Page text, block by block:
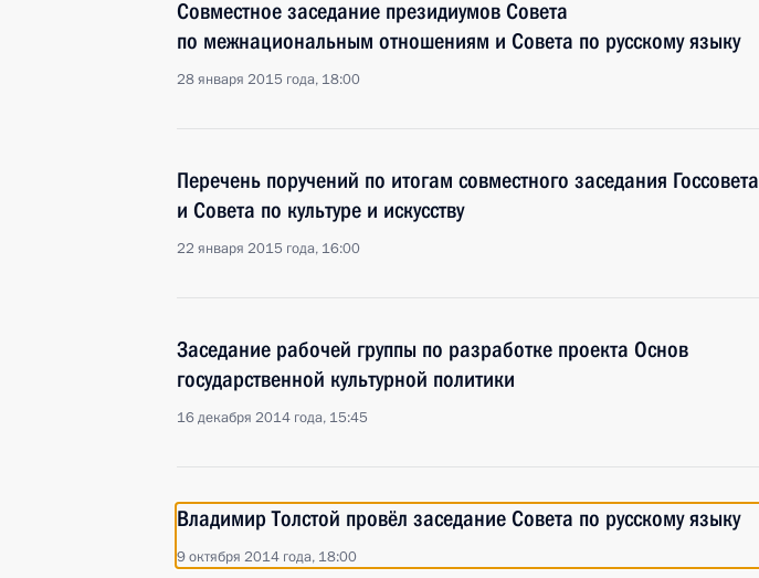
Совместное заседание президиумов Совета
по межнациональным отношениям и Совета по русскому языку
28 января 2015 года, 18:00
Перечень поручений по итогам совместного заседания Госсовета
и Совета по культуре и искусству
22 января 2015 года, 16:00
Заседание рабочей группы по разработке проекта Основ
государственной культурной политики
16 декабря 2014 года, 15:45
Владимир Толстой провёл заседание Совета по русскому языку
9 октября 2014 года, 18:00